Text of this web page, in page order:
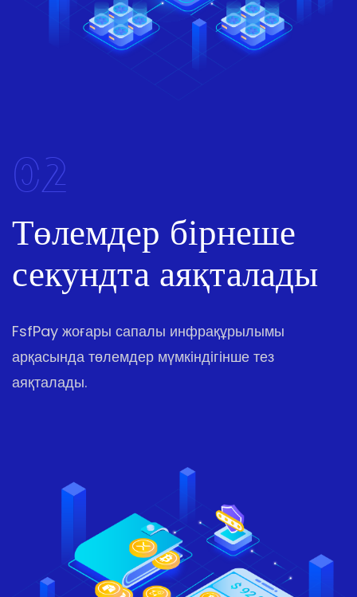
02
Төлемдер бірнеше
секундта аяқталады
FsfPay жоғары сапалы инфрақұрылымы
арқасында төлемдер мүмкіндігінше тез
аяқталады.